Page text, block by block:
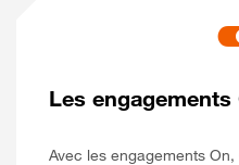
Les engagements
Avec les engagements